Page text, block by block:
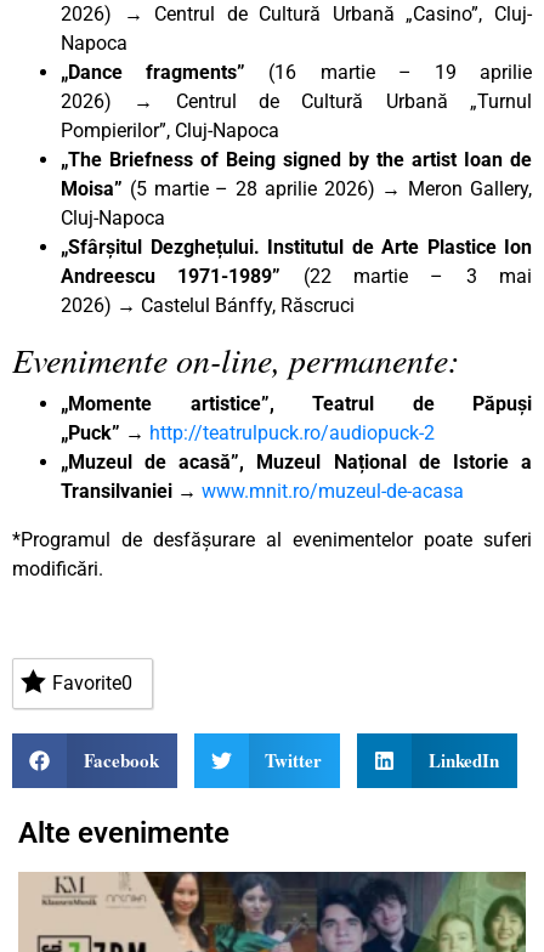
2026)
→ Centrul de Cultură Urbană „Casino”, Cluj-
Napoca
„Dance fragments” (16 martie – 19 aprilie
2026)
→ Centrul de Cultură Urbană „Turnul
Pompierilor”, Cluj-Napoca
„The Briefness of Being signed by the artist Ioan de
Moisa” (5 martie – 28 aprilie 2026) → Meron Gallery,
Cluj-Napoca
„Sfârșitul Dezghețului. Institutul de Arte Plastice Ion
Andreescu 1971-1989” (22 martie – 3 mai
2026) → Castelul Bánffy, Răscruci
Evenimente on-line, permanente:
„Momente artistice”, Teatrul de Păpuși
„Puck” → http://teatrulpuck.ro/audiopuck-2
„Muzeul de acasă”, Muzeul Național de Istorie a
Transilvaniei → www.mnit.ro/muzeul-de-acasa
*Programul de desfășurare al evenimentelor poate suferi
modificări.
Favorite0
Facebook Twitter LinkedIn
Alte evenimente